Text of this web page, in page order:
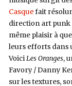
Casquefait
direction art punk
même plaisir à
leurs efforts dans
VoiciLes Oranges,
Favory / Danny
sur les textures,